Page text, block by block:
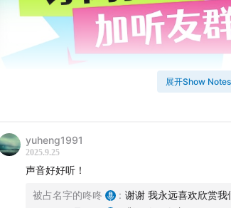
最近我们常常陷入「什么都没干，就已经很累
「累」到底是身体真的累，还是一种主观感受？
本期节目我们来聊聊生活中”活人未死“的时刻
展开Show Notes
yuheng1991
2025.9.25
声音好好听！
被占名字的咚咚 : 谢谢 我永远喜欢欣赏我